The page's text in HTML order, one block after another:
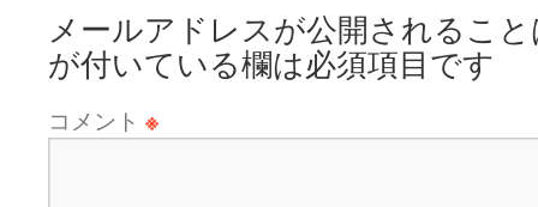
メールアドレスが公開されるこ
が付いている欄は必須項目です
コメント ※